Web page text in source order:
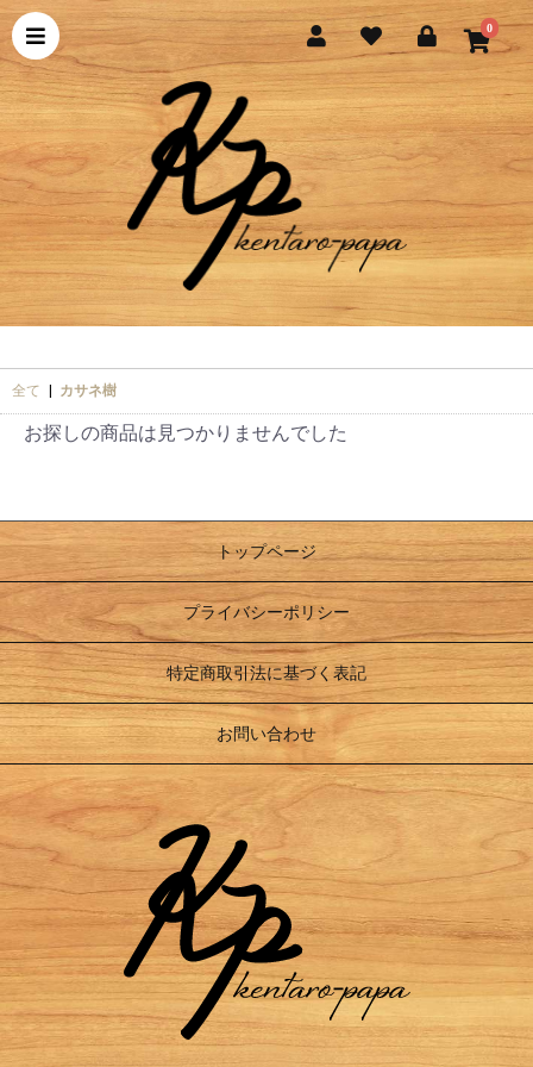
0
全て カサネ樹
お探しの商品は見つかりませんでした
トップページ
プライバシーポリシー
特定商取引法に基づく表記
お問い合わせ